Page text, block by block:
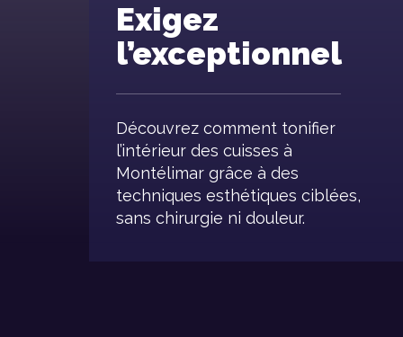
Exigez
l’exceptionnel
Découvrez comment tonifier
l’intérieur des cuisses à
Montélimar grâce à des
techniques esthétiques ciblées,
sans chirurgie ni douleur.